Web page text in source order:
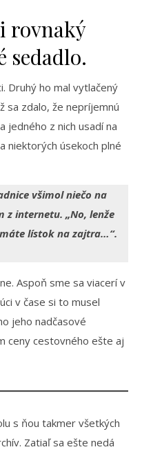
rovnaký
sedadlo.
Druhý ho mal vytlačený
sa zdalo, že nepríjemnú
jedného z nich usadí na
niektorých úsekoch plné
všimol niečo na
internetu. „No, lenže
lístok na zajtra…“.
Aspoň sme sa viacerí v
v čase si to musel
jeho nadčasové
ceny cestovného ešte aj
s ňou takmer všetkých
Zatiaľ sa ešte nedá